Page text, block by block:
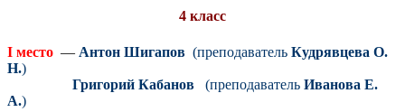
4 класс
I место — Антон Шигапов (преподаватель Кудрявцева О.
Н.)
Григорий Кабанов
(преподаватель Иванова Е.
А.)